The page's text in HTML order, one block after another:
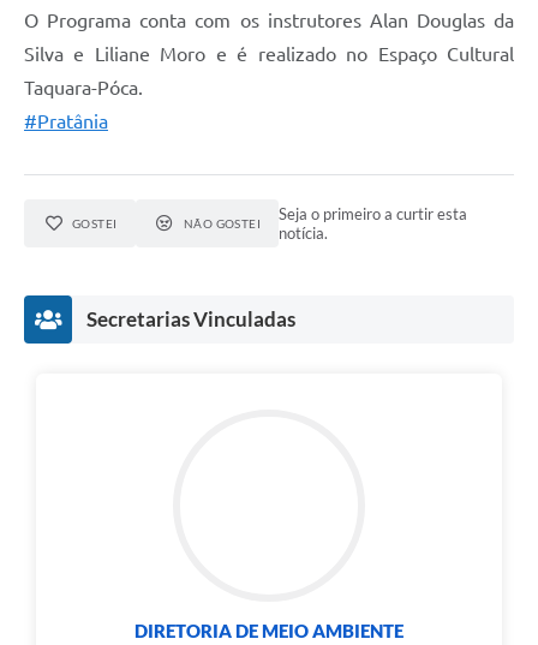
O Programa conta com os instrutores Alan Douglas da
Silva e Liliane Moro e é realizado no Espaço Cultural
Taquara-Póca.
#Pratânia
GOSTEI NÃO GOSTEI
Seja o primeiro a curtir esta
notícia.
Secretarias Vinculadas
DIRETORIA DE MEIO AMBIENTE